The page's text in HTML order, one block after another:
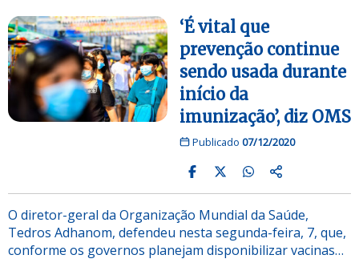
‘É vital que
prevenção continue
sendo usada durante
início da
imunização’, diz OMS
Publicado 07/12/2020
O diretor-geral da Organização Mundial da Saúde,
Tedros Adhanom, defendeu nesta segunda-feira, 7, que,
conforme os governos planejam disponibilizar vacinas…